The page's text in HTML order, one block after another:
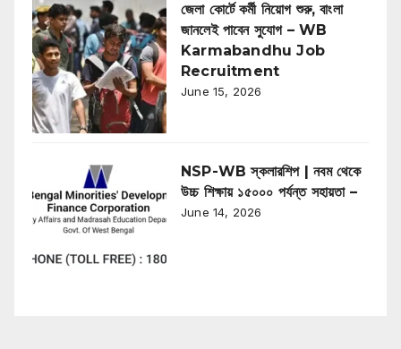
জেলা কোর্টে কর্মী নিয়োগ শুরু, বাংলা
জানলেই পাবেন সুযোগ – WB
Karmabandhu Job
Recruitment
June 15, 2026
NSP-WB স্কলারশিপ | নবম থেকে
উচ্চ শিক্ষায় ১৫০০০ পর্যন্ত সহায়তা –
June 14, 2026